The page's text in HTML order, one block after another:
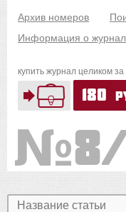
Архив номеров
Информация о
купить журнал целиком за
180